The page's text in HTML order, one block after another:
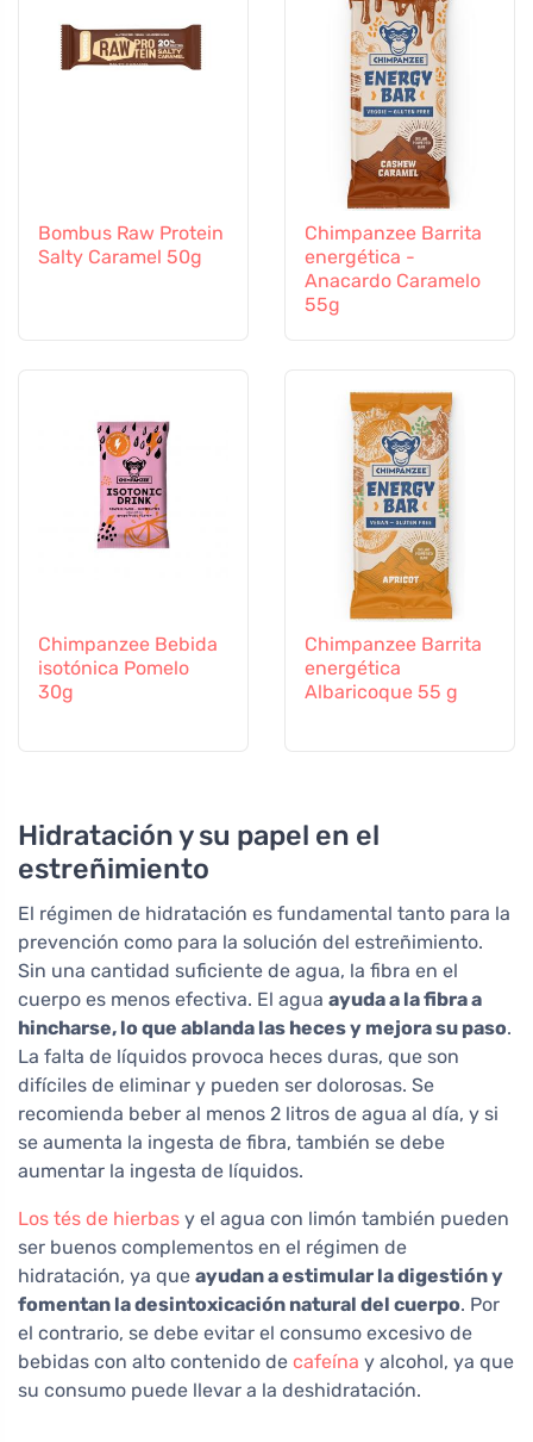
Bombus Raw Protein
Salty Caramel 50g
Chimpanzee Barrita
energética -
Anacardo Caramelo
55g
Chimpanzee Bebida
isotónica Pomelo
30g
Chimpanzee Barrita
energética
Albaricoque 55 g
Hidratación y su papel en el
estreñimiento
El régimen de hidratación es fundamental tanto para la
prevención como para la solución del estreñimiento.
Sin una cantidad suficiente de agua, la fibra en el
cuerpo es menos efectiva. El agua ayuda a la fibra a
hincharse, lo que ablanda las heces y mejora su paso.
La falta de líquidos provoca heces duras, que son
difíciles de eliminar y pueden ser dolorosas. Se
recomienda beber al menos 2 litros de agua al día, y si
se aumenta la ingesta de fibra, también se debe
aumentar la ingesta de líquidos.
Los tés de hierbas y el agua con limón también pueden
ser buenos complementos en el régimen de
hidratación, ya que ayudan a estimular la digestión y
fomentan la desintoxicación natural del cuerpo. Por
el contrario, se debe evitar el consumo excesivo de
bebidas con alto contenido de cafeína y alcohol, ya que
su consumo puede llevar a la deshidratación.